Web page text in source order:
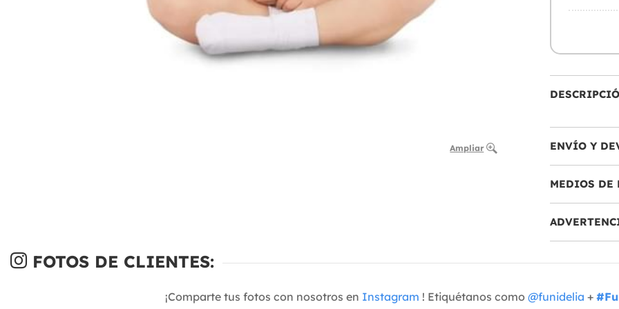
Ampliar ENVÍO Y
MEDIOS DE
FOTOS DE CLIENTES:
¡Comparte tus fotos con nosotros en Instagram ! Etiquétanos como @funidelia +